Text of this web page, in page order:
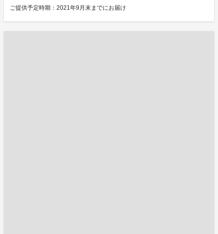
ご提供予定時期：2021年9月末までにお届け